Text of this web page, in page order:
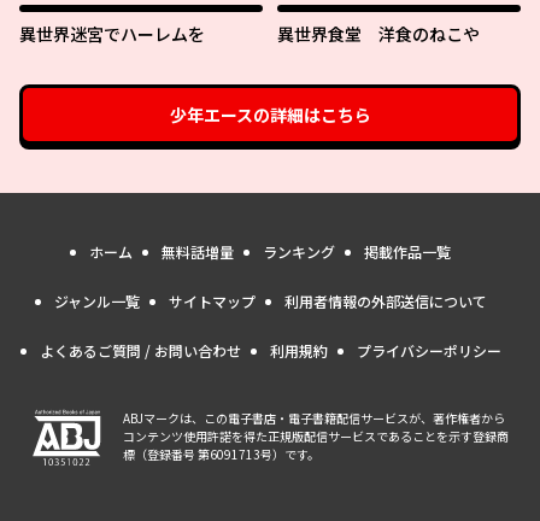
異世界迷宮でハーレムを 異世界食堂 洋食のねこや
少年エースの詳細はこちら
ホーム 無料話増量 ランキング 掲載作品一覧
ジャンル一覧 サイトマップ 利用者情報の外部送信について
よくあるご質問 / お問い合わせ 利用規約 プライバシーポリシー
ABJマークは、この電子書店・電子書籍配信サービスが、著作権者から
コンテンツ使用許諾を得た正規版配信サービスであることを示す登録商
標（登録番号 第6091713号）です。